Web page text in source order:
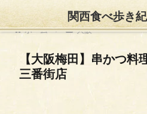
ホーム 大阪
【大阪梅田】串かつ料
三番街店
関西食べ歩き